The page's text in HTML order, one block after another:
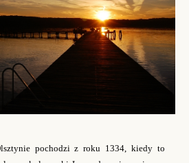
pochodzi z roku 1334, kiedy to